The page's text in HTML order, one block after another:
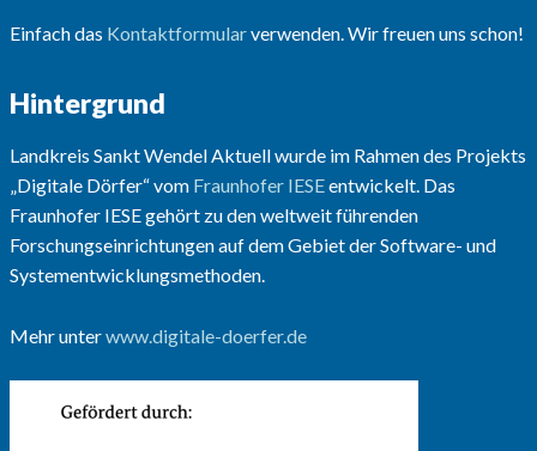
Einfach das Kontaktformularverwenden. Wir freuen uns schon!
Hintergrund
Landkreis Sankt Wendel Aktuell wurde im Rahmen des Projekts
„Digitale Dörfer“ vom Fraunhofer IESEentwickelt. Das
Fraunhofer IESE gehört zu den weltweit führenden
Forschungseinrichtungen auf dem Gebiet der Software- und
Systementwicklungsmethoden.
Mehr unterwww.digitale-doerfer.de